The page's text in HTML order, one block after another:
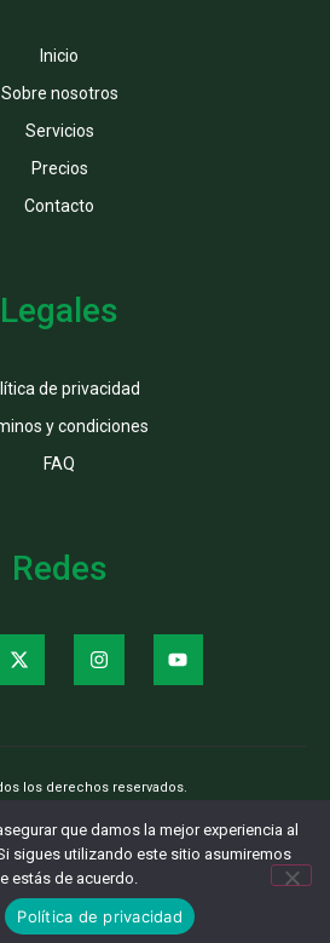
Inicio
Sobre nosotros
Servicios
Precios
Contacto
Legales
de privacidad
y condiciones
FAQ
Redes
los derechos reservados.
que damos la mejor experiencia al
sigues utilizando este sitio asumiremos
estás de acuerdo.
Política de privacidad